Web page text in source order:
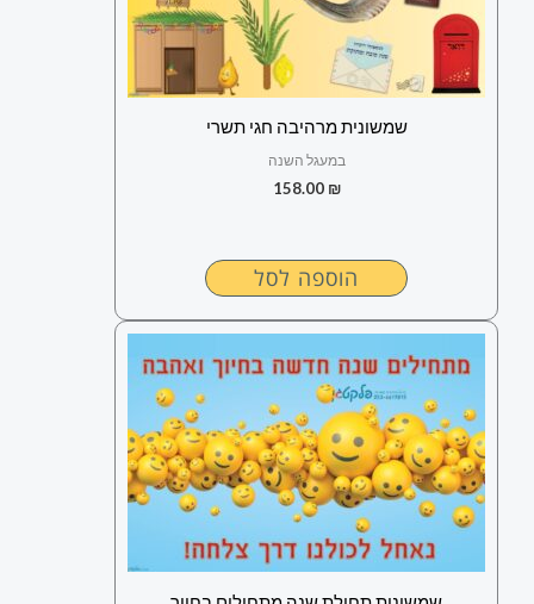
שמשונית מרהיבה חגי תשרי
במעגל השנה
158.00 ₪
הוספה לסל